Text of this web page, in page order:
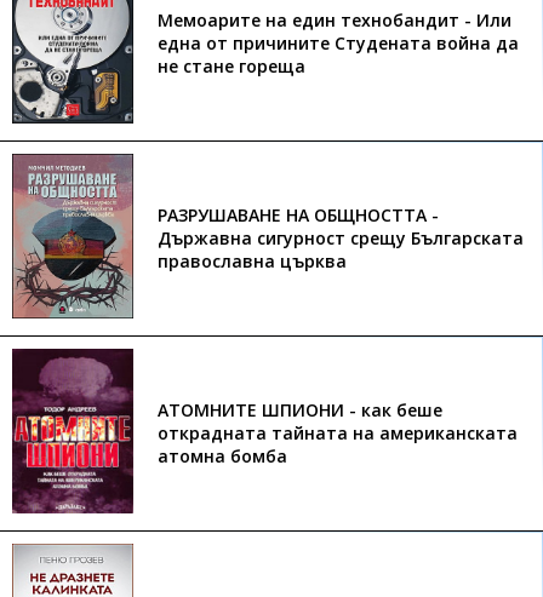
Мемоарите на един технобандит - Или
една от причините Студената война да
не стане гореща
РАЗРУШАВАНЕ НА ОБЩНОСТТА -
Държавна сигурност срещу Българската
православна църква
АТОМНИТЕ ШПИОНИ - как беше
открадната тайната на американската
атомна бомба